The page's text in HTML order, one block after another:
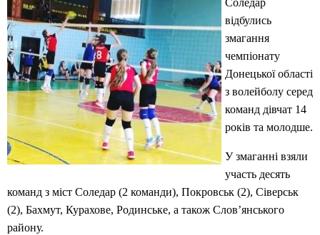
Соледар
відбулись
змагання
чемпіонату
Донецької області
з волейболу серед
команд дівчат 14
років та молодше.
У змаганні взяли
участь десять
команд з міст Соледар (2 команди), Покровськ (2), Сіверськ
(2), Бахмут, Курахове, Родинське, а також Слов’янського
району.